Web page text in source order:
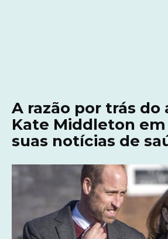
A razão por trás do
Kate Middleton
suas notícias de